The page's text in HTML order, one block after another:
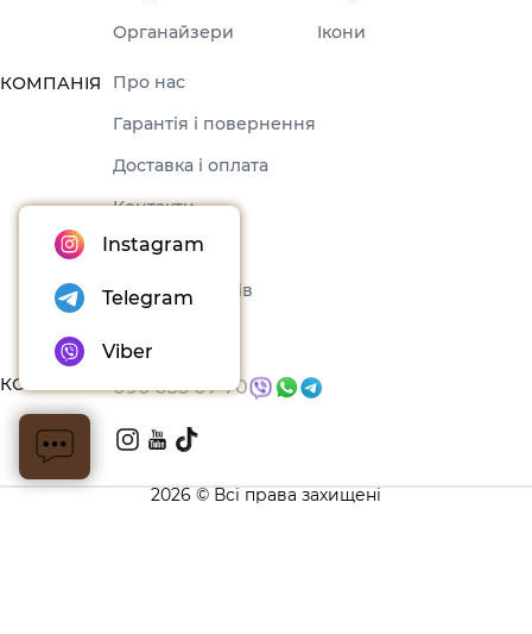
Органайзери
Ікони
КОМПАНІЯ
Про нас
Гарантія і повернення
Доставка і оплата
Контакти
Оферта
Набори товарів
КОНТАКТИ 096 035 07 70
2026 © Всі права захищені
Instagram
Telegram
Viber